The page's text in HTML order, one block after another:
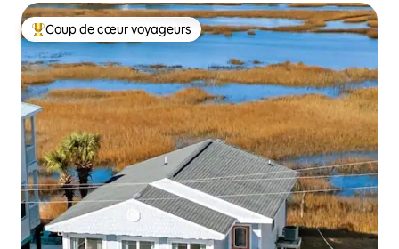
Coups de cœur voyageurs les plus appréciés
Coup de cœur voyageurs